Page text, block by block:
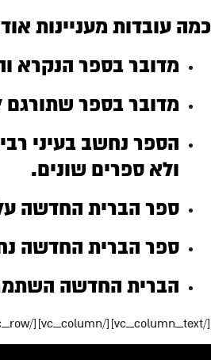
כמה עובדות מעניינות
מדובר בספר הנקרא
מדובר בספר שתורגם
הספר נחשב בעיני
ולא ספרים שונים.
ספר הברית החדשה עלה על הכתב
ספר הברית החדשה
הברית החדשה השתמרה ב־5,656 כתבי יד שלמים או חלקיים, שהועתקו ביד
[/vc_column_text][/vc_column][/vc_row][vc_row][vc_column][/vc_column][/vc_row]